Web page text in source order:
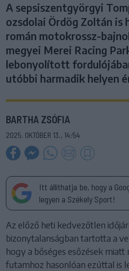
A sepsiszentgyörgyi
ozsdolai Ördög Zoltán
román motokrossz-
megyei Merei Racing
lebonyolított
utóbbi harmadik helyen
BARTHA ZSÓFIA
2025. OKTÓBER 13., 14:54
Itt állíthatja be, hogy a
legyen a Székely Sport!
Az előző heti kedvezőtlen
bizonytalanságban tartotta a
hogy a bőséges esőzések
futamhoz hasonlóan ezúttal is